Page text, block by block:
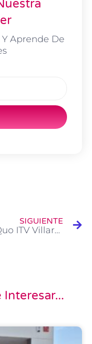
Aprende De
SIGUIENTE
cerQuo ITV Villarta: tu nueva estación ITV en la provincia de Ciudad Real
Interesar...